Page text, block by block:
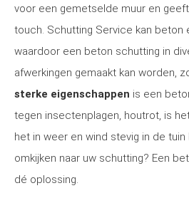
voor een gemetselde muur en
touch. Schutting Service kan beton
waardoor een beton schutting in
afwerkingen gemaakt kan worden,
sterke eigenschappen is een
tegen insectenplagen, houtrot, is
het in weer en wind stevig in de tuin
omkijken naar uw schutting? Een
dé oplossing.